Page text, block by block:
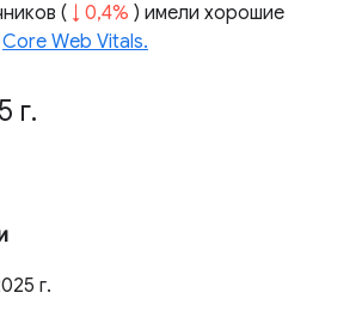
( ↓ 0,4% ) имели хорошие
Core Web Vitals.
г.
г.